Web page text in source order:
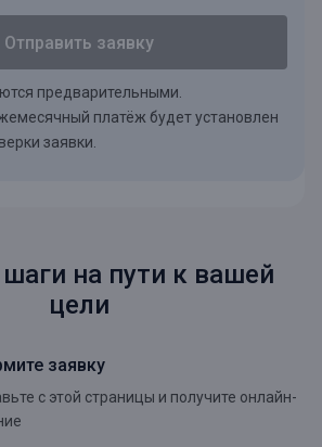
Отправить заявку
предварительными.
платёж будет установлен
заявки.
на пути к вашей
цели
заявку
с этой страницы и получите онлайн-